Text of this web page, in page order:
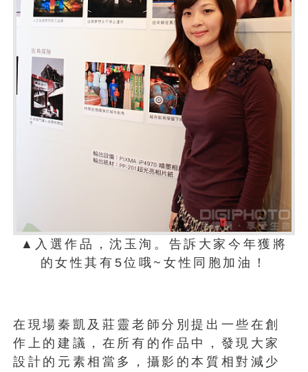
▲入選作品，沈玉洵。告訴大家今年獲將
的女性其有5位哦~女性同胞加油！
在現場秦凱及莊靈老師分別提出一些在創
作上的建議，在所有的作品中，發現大家
設計的元素相當多，攝影的本質相對減少